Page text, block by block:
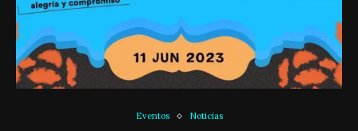
Eventos Noticias